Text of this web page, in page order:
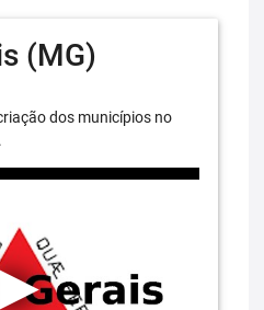
(MG)
dos municípios no